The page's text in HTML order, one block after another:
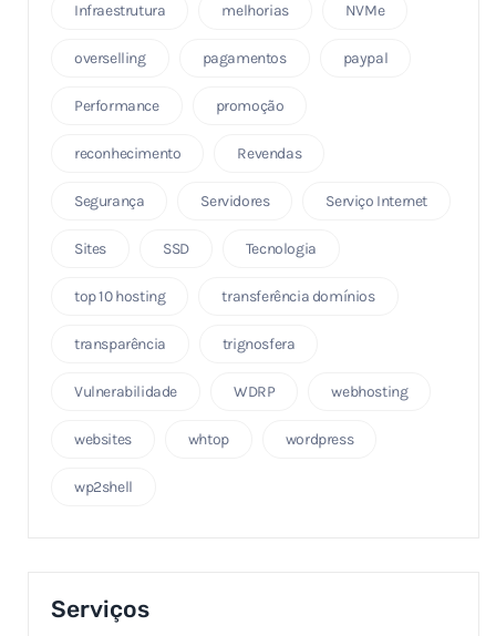
Infraestrutura melhorias NVMe
overselling pagamentos paypal
Performance promoção
reconhecimento Revendas
Segurança Servidores Serviço Internet
Sites SSD Tecnologia
top 10 hosting transferência domínios
transparência trignosfera
Vulnerabilidade WDRP webhosting
websites whtop wordpress
wp2shell
Serviços